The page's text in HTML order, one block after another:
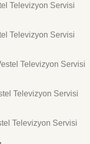
Televizyon Servisi
Televizyon Servisi
Televizyon Servisi
Televizyon Servisi
Televizyon Servisi